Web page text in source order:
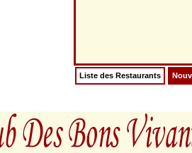
Liste des Restaurants